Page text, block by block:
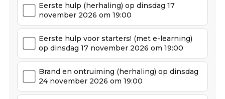
Eerste hulp (herhaling) op dinsdag 17
november 2026 om 19:00
Eerste hulp voor starters! (met e-learning)
op dinsdag 17 november 2026 om 19:00
Brand en ontruiming (herhaling) op dinsdag
24 november 2026 om 19:00